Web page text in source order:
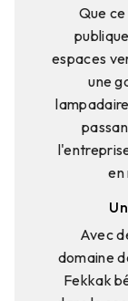
Que
espaces
une
en
Avec
domaine
Fekkak